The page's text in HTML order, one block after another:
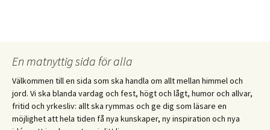
En matnyttig sida för alla
Välkommen till en sida som ska handla om allt mellan himmel och
jord. Vi ska blanda vardag och fest, högt och lågt, humor och allvar,
fritid och yrkesliv: allt ska rymmas och ge dig som läsare en
möjlighet att hela tiden få nya kunskaper, ny inspiration och nya